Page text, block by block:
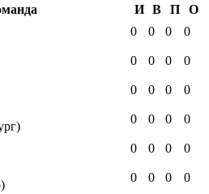
И В П
О
0 0 0 0
0 0 0 0
0 0 0 0
0 0 0 0
0 0 0 0
0 0 0 0